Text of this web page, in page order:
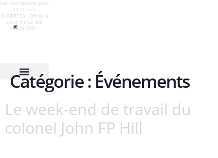
Les inscriptions pour
2027 sont
OUVERTES ! Offrez à
votre fils un été
inoubliable !
Catégorie : Événements
Le week-end de travail du
colonel John FP Hill